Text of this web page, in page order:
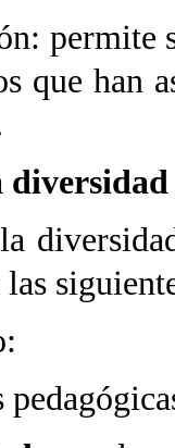
permite
que han